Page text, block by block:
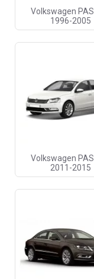
Volkswagen
1996-2005
Volkswagen
2011-2015